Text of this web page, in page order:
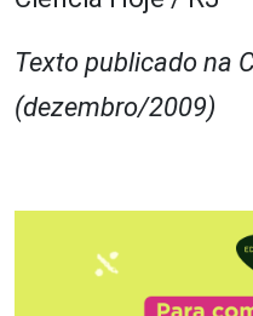
Texto publicado na
(dezembro/2009)